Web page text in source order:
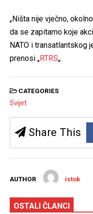
„Ništa nije vječno,
da se zapitamo koje
NATO i transatlantskog
prenosi „RTRS„.
CATEGORIES
Svijet
Share This
AUTHOR istok
OSTALI ČLANCI